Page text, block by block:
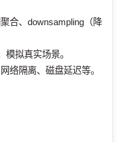
合、downsampling（降
拟真实场景。
络隔离、磁盘延迟等。